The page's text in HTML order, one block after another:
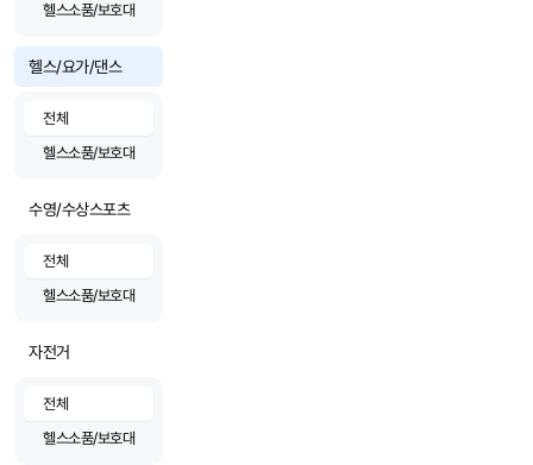
헬스소품/보호대
헬스/요가/댄스
전체
헬스소품/보호대
수영/수상스포츠
전체
헬스소품/보호대
자전거
전체
헬스소품/보호대